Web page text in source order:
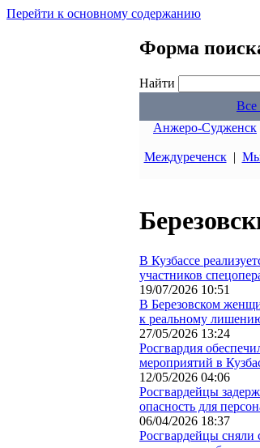
Перейти к основному содержанию
Форма
Найти
Все
Анжеро-Судженск
Междуреченск|
В Кузбассе
участников
19/07/2026 10:51
В Березовском
к реальному
27/05/2026 13:24
Росгвардия
мероприятий в
12/05/2026 04:06
Росгвардейцы
опасность для
06/04/2026 18:37
Росгвардейцы сняли